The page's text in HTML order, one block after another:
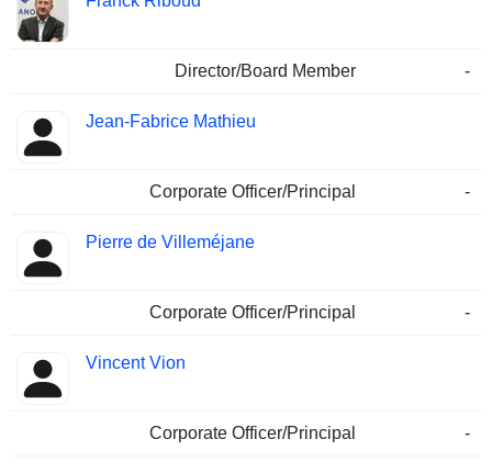
Director/Board Member -
Jean-Fabrice Mathieu
Corporate Officer/Principal -
Pierre de Villeméjane
Corporate Officer/Principal -
Vincent Vion
Corporate Officer/Principal -